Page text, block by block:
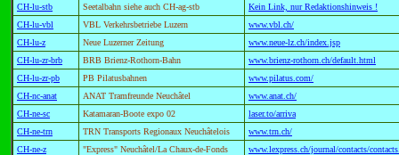
CH-lu-stb
Seetalbahn siehe auch CH-ag-stb
Kein Link, nur Redaktionshinweis !
CH-lu-vbl
VBL Verkehrsbetriebe Luzern
www.vbl.ch/
CH-lu-z
Neue Luzerner Zeitung
www.neue-lz.ch/index.jsp
CH-lu-zr-brb
BRB Brienz-Rothorn-Bahn
www.brienz-rothorn.ch/default.html
CH-lu-zr-pb
PB Pilatusbahnen
www.pilatus.com/
CH-nc-anat
ANAT Tramfreunde Neuchâtel
www.anat.ch/
CH-ne-sc
Katamaran-Boote expo 02
laser.to/arriva
CH-ne-trn
TRN Transports Regionaux Neuchâtelois
www.trn.ch/
CH-ne-z
"Express" Neuchâtel/La Chaux-de-Fonds
www.lexpress.ch/journal/contacts/